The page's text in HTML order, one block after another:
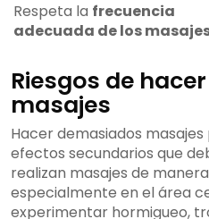
Respeta la frecuencia
adecuada de los
Riesgos de
masajes
Hacer demasiados
efectos secundarios que
realizan masajes de
especialmente en el área
experimentar hormigueo,